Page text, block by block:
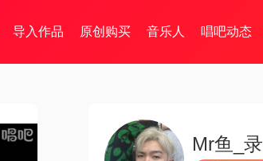
导入作品 原创购买 音乐人 唱吧动态
Mr鱼_